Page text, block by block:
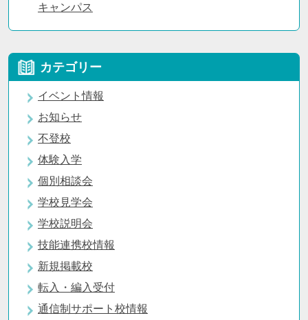
キャンパス
カテゴリー
イベント情報
お知らせ
不登校
体験入学
個別相談会
学校見学会
学校説明会
技能連携校情報
新規掲載校
転入・編入受付
通信制サポート校情報